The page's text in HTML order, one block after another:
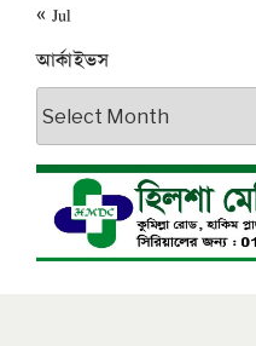
« Jul
আর্কাইভস
আর্কাইভস